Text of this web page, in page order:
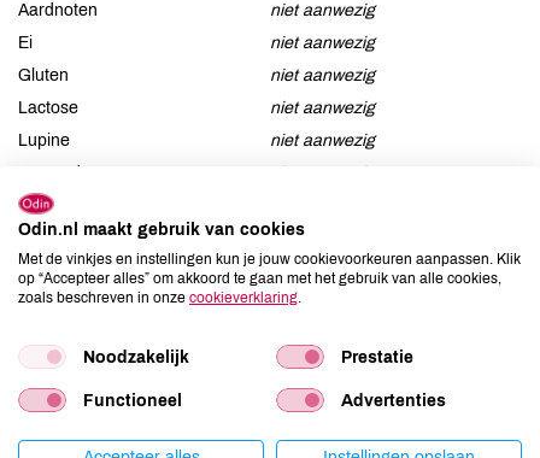
Aardnoten
niet aanwezig
Ei
niet aanwezig
Gluten
niet aanwezig
Lactose
niet aanwezig
Lupine
niet aanwezig
Noten
Schaaldieren
niet aanwezig
Selderij
niet aanwezig
Sesam
niet aanwezig
Vis
niet aanwezig
Weekdieren
niet aanwezig
Odin.nl maakt gebruik van cookies
Met de vinkjes en instellingen kun je jouw cookievoorkeuren aanpassen. Klik
op “Accepteer alles” om akkoord te gaan met het gebruik van alle cookies,
zoals beschreven in onze cookieverklaring.
Noodzakelijk Prestatie
Functioneel Advertenties